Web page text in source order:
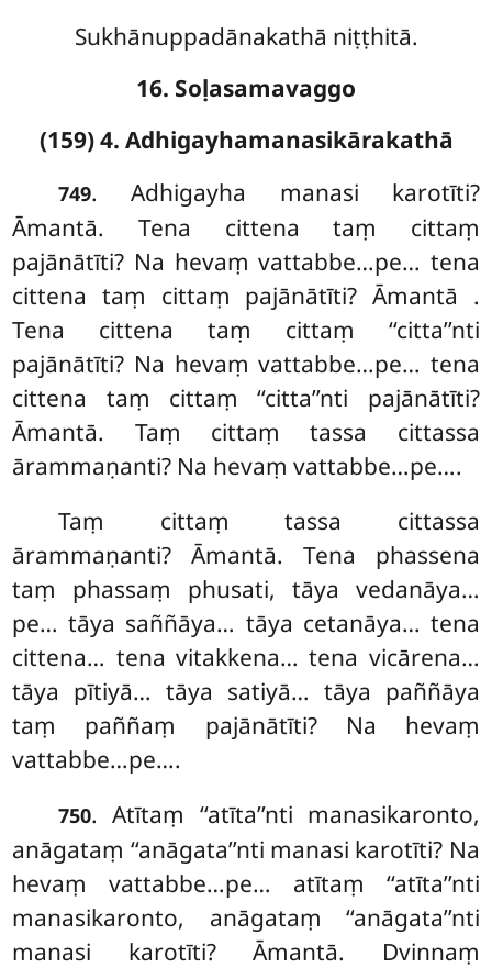
Sukhānuppadānakathā niṭṭhitā.
16. Soḷasamavaggo
(159) 4. Adhigayhamanasikārakathā
749. Adhigayha manasi karotīti?
Āmantā. Tena cittena taṃ cittaṃ
pajānātīti? Na hevaṃ vattabbe…pe… tena
cittena taṃ cittaṃ pajānātīti? Āmantā .
Tena cittena taṃ cittaṃ ‘‘citta’’nti
pajānātīti? Na hevaṃ vattabbe…pe… tena
cittena taṃ cittaṃ ‘‘citta’’nti pajānātīti?
Āmantā. Taṃ cittaṃ tassa cittassa
ārammaṇanti? Na hevaṃ vattabbe…pe….
Taṃ cittaṃ tassa cittassa
ārammaṇanti? Āmantā. Tena phassena
taṃ phassaṃ phusati, tāya vedanāya…
pe… tāya saññāya… tāya cetanāya… tena
cittena… tena vitakkena… tena vicārena…
tāya pītiyā… tāya satiyā… tāya paññāya
taṃ paññaṃ pajānātīti? Na hevaṃ
vattabbe…pe….
750. Atītaṃ ‘‘atīta’’nti manasikaronto,
anāgataṃ ‘‘anāgata’’nti manasi karotīti? Na
hevaṃ vattabbe…pe… atītaṃ ‘‘atīta’’nti
manasikaronto, anāgataṃ ‘‘anāgata’’nti
manasi karotīti? Āmantā. Dvinnaṃ